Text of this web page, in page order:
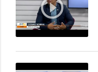
play_circle_outline